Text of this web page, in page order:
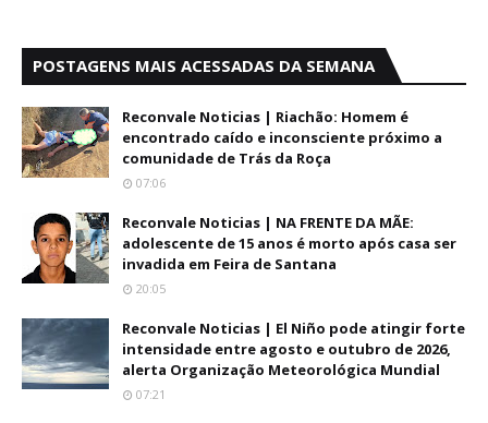
POSTAGENS MAIS ACESSADAS DA SEMANA
Reconvale Noticias | Riachão: Homem é
encontrado caído e inconsciente próximo a
comunidade de Trás da Roça
07:06
Reconvale Noticias | NA FRENTE DA MÃE:
adolescente de 15 anos é morto após casa ser
invadida em Feira de Santana
20:05
Reconvale Noticias | El Niño pode atingir forte
intensidade entre agosto e outubro de 2026,
alerta Organização Meteorológica Mundial
07:21